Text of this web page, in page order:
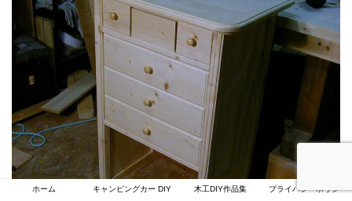
ホーム キャンピングカー DIY 木工DIY作品集 プライバシーポリシー